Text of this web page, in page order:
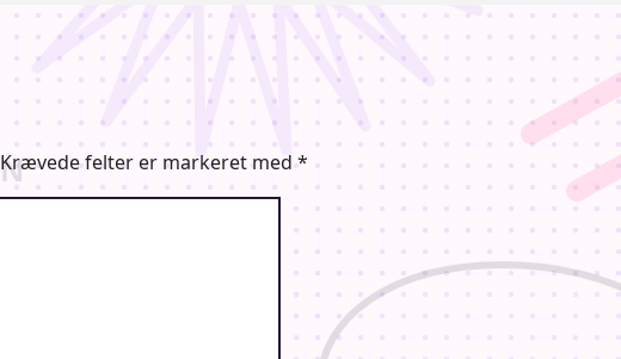
Krævede felter er markeret med *